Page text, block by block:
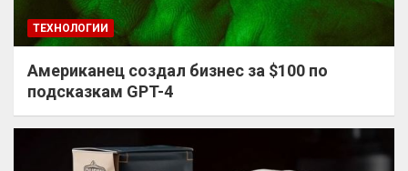
ТЕХНОЛОГИИ
Американец создал бизнес за $100 по
подсказкам GPT-4